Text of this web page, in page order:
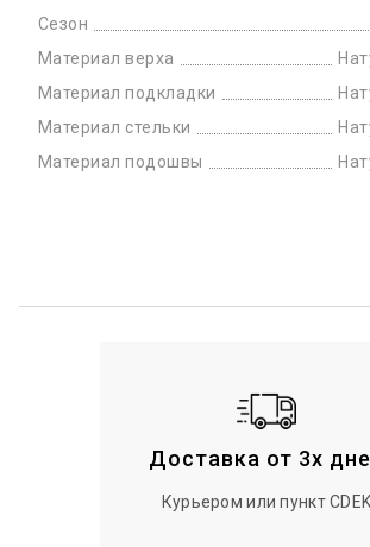
Сезон
Материал верха
Материал подкладки
Материал стельки
Материал подошвы
Доставка от 3х
Курьером или пункт CDEK